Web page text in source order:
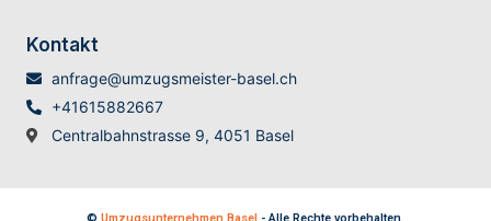
Kontakt
anfrage@umzugsmeister-basel.ch
+41615882667
Centralbahnstrasse 9, 4051 Basel